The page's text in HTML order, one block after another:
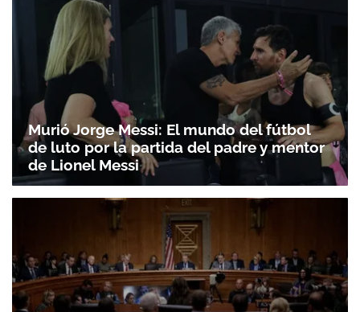
Murió Jorge Messi: El mundo del fútbol
de luto por la partida del padre y mentor
de Lionel Messi